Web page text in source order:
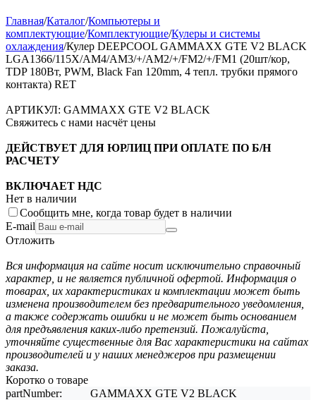
Главная/Каталог/Компьютеры и
комплектующие/Комплектующие/Кулеры и системы
охлаждения/Кулер DEEPCOOL GAMMAXX GTE V2 BLACK
LGA1366/115X/AM4/AM3/+/AM2/+/FM2/+/FM1 (20шт/кор,
TDP 180Вт, PWM, Black Fan 120mm, 4 тепл. трубки прямого
контакта) RET
АРТИКУЛ: GAMMAXX GTE V2 BLACK
Свяжитесь с нами насчёт цены
ДЕЙСТВУЕТ ДЛЯ ЮРЛИЦ ПРИ ОПЛАТЕ ПО Б/Н
РАСЧЕТУ
ВКЛЮЧАЕТ НДС
Нет в наличии
Сообщить мне, когда товар будет в наличии
E-mail
Отложить
Вся информация на сайте носит исключительно справочный
характер, и не является публичной офертой. Информация о
товарах, их характеристиках и комплектации может быть
изменена производителем без предварительного уведомления,
а также содержать ошибки и не может быть основанием
для предъявления каких-либо претензий. Пожалуйста,
уточняйте существенные для Вас характеристики на сайтах
производителей и у наших менеджеров при размещении
заказа.
Коротко о товаре
partNumber:
GAMMAXX GTE V2 BLACK